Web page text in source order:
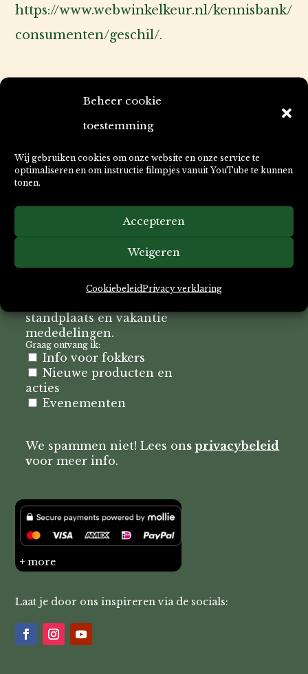
Beheer cookie
toestemming
Wij gebruiken cookies om onze website en onze service te
optimaliseren en om instructie filmpjes vanuit YouTube te kunnen
tonen.
Accepteren
Weigeren
CookiebeleidPrivacy verklaring
https://www.webwinkelkeur.nl/kennisbank/
consumenten/geschil/.
Inspiratie voor
duurzame honden &
katten baasjes!
Deze nieuwsbrief kan je
hond niet verscheuren!
Zo ontvang je altijd onze
standplaats en vakantie
mededelingen.
Graag ontvang ik:
Info voor fokkers
Nieuwe producten en
acties
Evenementen
We spammen niet! Lees onsprivacybeleid
voor meer info.
+ more
Laat je door ons inspireren via de socials: